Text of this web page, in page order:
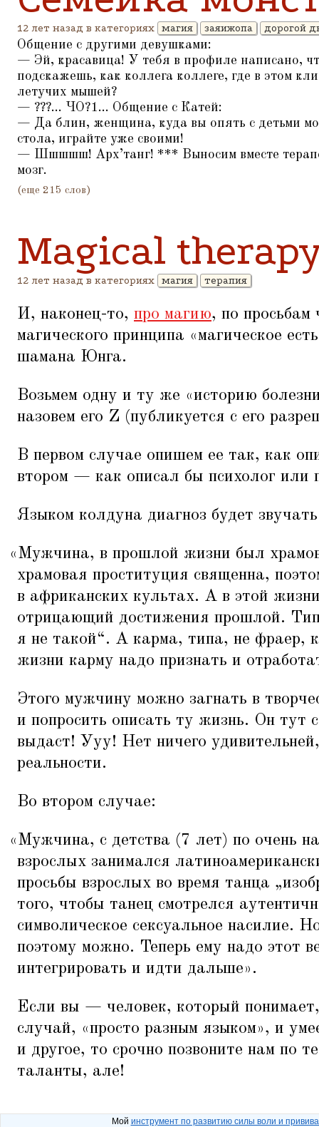
12 лет назад в категориях магия заяижопа дорогой
Общение с другими девушками:
— Эй, красавица! У тебя в профиле написано,
подскажешь, как коллега коллеге, где в этом
летучих мышей?
— ???... ЧО?1... Общение с Катей:
— Да блин, женщина, куда вы опять с детьми
стола, играйте уже своими!
— Шшшшш! Арх’танг! *** Выносим вместе
мозг.
(еще 215 слов)
Magical
12 лет назад в категориях магия терапия
И, наконец-то, про магию, по
магического принципа «магическое
шамана Юнга.
Возьмем одну и ту же «историю
назовем его Z (публикуется с его
В первом случае опишем ее так, как
втором — как описал бы психолог или
Языком колдуна диагноз будет
«Мужчина, в прошлой жизни был
храмовая проституция священна,
в африканских культах. А в этой
отрицающий достижения прошлой.
я не такой“. А карма, типа, не фраер,
жизни карму надо признать и
Этого мужчину можно загнать в
и попросить описать ту жизнь. Он тут
выдаст! Ууу! Нет ничего
реальности.
Во втором случае:
«Мужчина, с детства (7 лет) по очень
взрослых занимался
просьбы взрослых во время танца „
того, чтобы танец смотрелся
символическое сексуальное насилие.
поэтому можно. Теперь ему надо этот
интегрировать и идти дальше».
Если вы — человек, который
случай, «просто разным языком», и
и другое, то срочно позвоните нам по
таланты, але!
Мой инструмент по развитию силы воли и